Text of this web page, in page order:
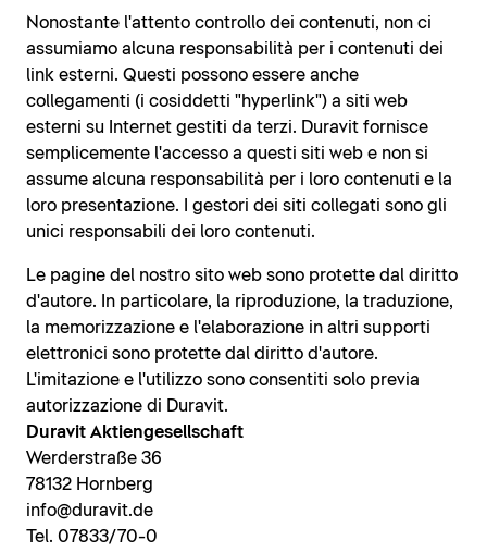
Nonostante l'attento controllo dei contenuti, non ci
assumiamo alcuna responsabilità per i contenuti dei
link esterni. Questi possono essere anche
collegamenti (i cosiddetti "hyperlink") a siti web
esterni su Internet gestiti da terzi. Duravit fornisce
semplicemente l'accesso a questi siti web e non si
assume alcuna responsabilità per i loro contenuti e la
loro presentazione. I gestori dei siti collegati sono gli
unici responsabili dei loro contenuti.
Le pagine del nostro sito web sono protette dal diritto
d'autore. In particolare, la riproduzione, la traduzione,
la memorizzazione e l'elaborazione in altri supporti
elettronici sono protette dal diritto d'autore.
L'imitazione e l'utilizzo sono consentiti solo previa
autorizzazione di Duravit.
Duravit Aktiengesellschaft
Werderstraße 36
78132 Hornberg
info@duravit.de
Tel. 07833/70-0